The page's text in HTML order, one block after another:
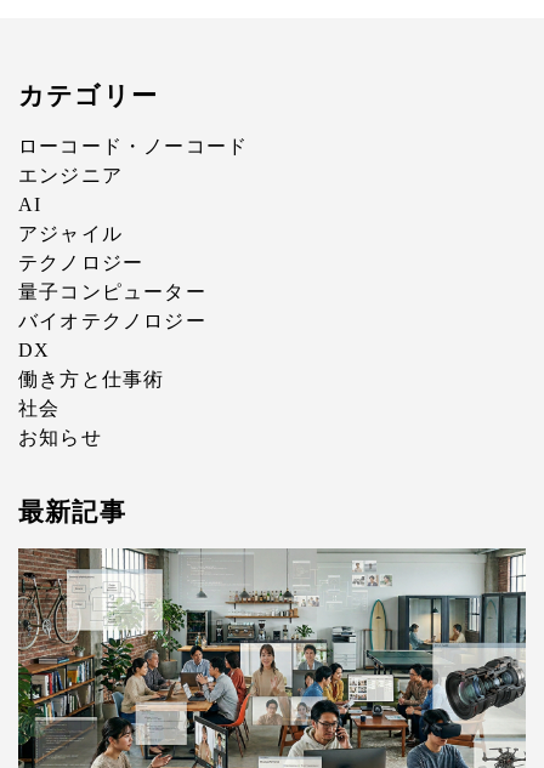
カテゴリー
ローコード・ノーコード
エンジニア
AI
アジャイル
テクノロジー
量子コンピューター
バイオテクノロジー
DX
働き方と仕事術
社会
お知らせ
最新記事